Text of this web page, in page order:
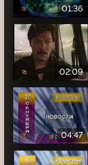
01:36
02:09
04:47